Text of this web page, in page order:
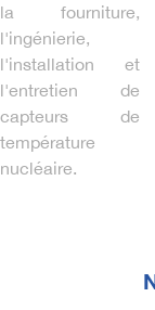
la fourniture,
l'ingénierie,
l'installation et
l'entretien de
capteurs de
température
nucléaire.